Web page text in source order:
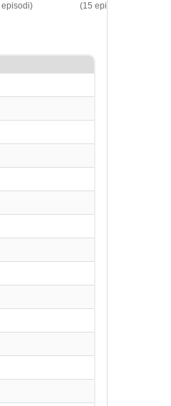
(15 episodi)